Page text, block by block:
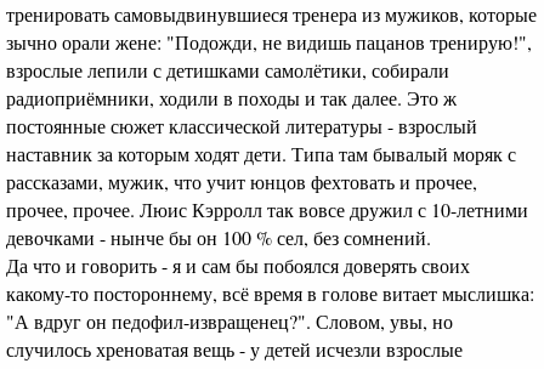
тренировать самовыдвинувшиеся тренера из мужиков, которые
зычно орали жене: "Подожди, не видишь пацанов тренирую!",
взрослые лепили с детишками самолётики, собирали
радиоприёмники, ходили в походы и так далее. Это ж
постоянные сюжет классической литературы - взрослый
наставник за которым ходят дети. Типа там бывалый моряк с
рассказами, мужик, что учит юнцов фехтовать и прочее,
прочее, прочее. Люис Кэрролл так вовсе дружил с 10-летними
девочками - нынче бы он 100 % сел, без сомнений.
Да что и говорить - я и сам бы побоялся доверять своих
какому-то постороннему, всё время в голове витает мыслишка:
"А вдруг он педофил-извращенец?". Словом, увы, но
случилось хреноватая вещь - у детей исчезли взрослые